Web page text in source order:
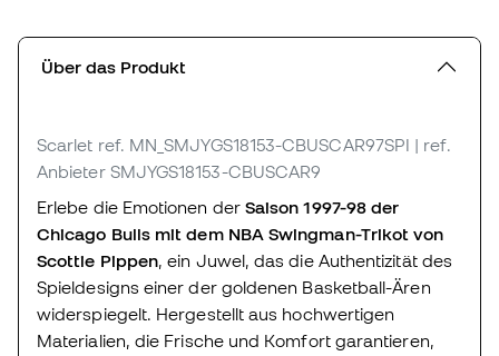
Über das Produkt
Scarlet ref. MN_SMJYGS18153-CBUSCAR97SPI | ref.
Anbieter SMJYGS18153-CBUSCAR9
Erlebe die Emotionen der Saison 1997-98 der
Chicago Bulls mit dem NBA Swingman-Trikot von
Scottie Pippen, ein Juwel, das die Authentizität des
Spieldesigns einer der goldenen Basketball-Ären
widerspiegelt. Hergestellt aus hochwertigen
Materialien, die Frische und Komfort garantieren,